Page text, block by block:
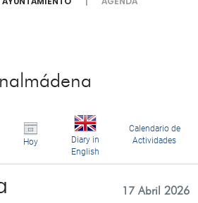
Hoy
Diary in
English
Calendario de
Actividades
17 Abril 2026